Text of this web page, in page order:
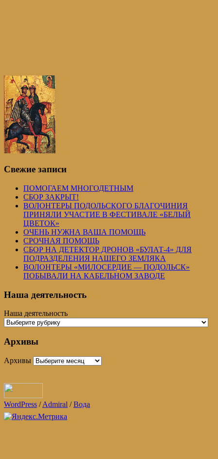
Свежие записи
ПОМОГАЕМ МНОГОДЕТНЫМ
СБОР ЗАКРЫТ!
ВОЛОНТЕРЫ ПОДОЛЬСКОГО БЛАГОЧИНИЯ
ПРИНЯЛИ УЧАСТИЕ В ФЕСТИВАЛЕ «БЕЛЫЙ
ЦВЕТОК»
ОЧЕНЬ НУЖНА ВАША ПОМОЩЬ
СРОЧНАЯ ПОМОЩЬ
СБОР НА ДЕТЕКТОР ДРОНОВ «БУЛАТ-4» ДЛЯ
ПОДРАЗДЕЛЕНИЯ НАШЕГО ЗЕМЛЯКА
ВОЛОНТЕРЫ «МИЛОСЕРДИЕ — ПОДОЛЬСК»
ПОБЫВАЛИ НА КАБЕЛЬНОМ ЗАВОДЕ
Наша деятельность
Наша деятельность
Архивы
Архивы
WordPress /Admiral /Вода